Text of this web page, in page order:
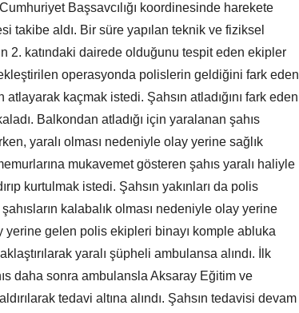
Başsavcılığı koordinesinde harekete
takibe aldı. Bir süre yapılan teknik ve fiziksel
2. katındaki dairede olduğunu tespit eden ekipler
operasyonda polislerin geldiğini fark eden
kaçmak istedi. Şahsın atladığını fark eden
Balkondan atladığı için yaralanan şahıs
yaralı olması nedeniyle olay yerine sağlık
mukavemet gösteren şahıs yaralı haliyle
kurtulmak istedi. Şahsın yakınları da polis
kalabalık olması nedeniyle olay yerine
yerine gelen polis ekipleri binayı komple abluka
yaralı şüpheli ambulansa alındı. İlk
daha sonra ambulansla Aksaray Eğitim ve
tedavi altına alındı. Şahsın tedavisi devam